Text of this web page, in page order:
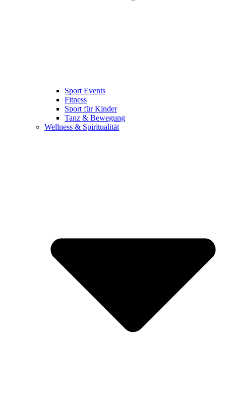
Sport Events
Fitness
Sport für Kinder
Tanz & Bewegung
Wellness & Spiritualität